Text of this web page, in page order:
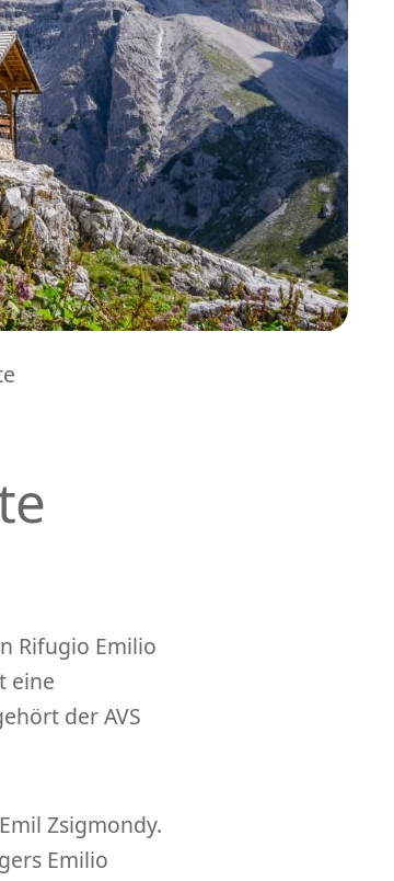
Rifugio Emilio
eine
der AVS
Zsigmondy.
Emilio